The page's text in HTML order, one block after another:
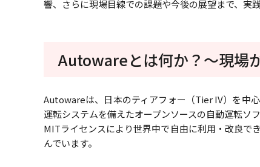
響、さらに現場目線での課題や今後の展望まで、実
Autowareとは何か？～現場
Autowareは、日本のティアフォー（Tier IV）を中
運転システムを備えたオープンソースの自動運転ソフ
MITライセンスにより世界中で自由に利用・改良で
んでいます。